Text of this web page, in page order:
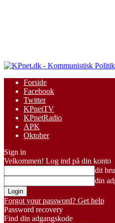
Forside
Facebook
Twitter
KPnetTV
KPnetRadio
APK
Oktober
Sign in
Velkommen! Log ind på din konto
dit
din
Forgot your password? Get help
Password recovery
Find din adgangskode